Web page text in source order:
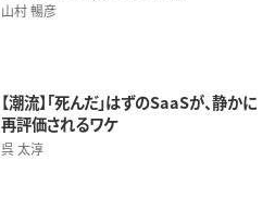
山村 暢彦
【潮流】「死んだ」はずのSaaSが、静かに
再評価されるワケ
呉 太淳